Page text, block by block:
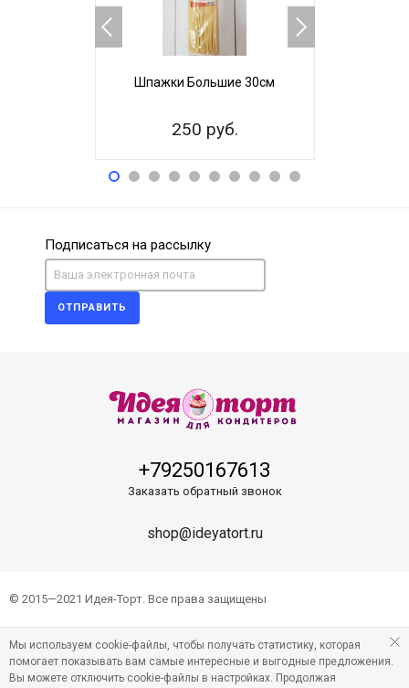
Шпажки Большие 30см
250 руб.
Подписаться на рассылку
ОТПРАВИТЬ
+79250167613
Заказать обратный звонок
shop@ideyatort.ru
© 2015—2021 Идея-Торт. Все права защищены
Мы используем cookie-файлы, чтобы получать статистику, которая
помогает показывать вам самые интересные и выгодные предложения.
Вы можете отключить cookie-файлы в настройках. Продолжая